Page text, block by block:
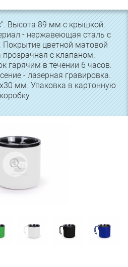
Высота 89 мм с крышкой.
- нержавеющая сталь с
цветной матовой
с клапаном.
гарячим в течении 6 часов.
- лазерная гравировка.
мм. Упаковка в картонную
коробку.